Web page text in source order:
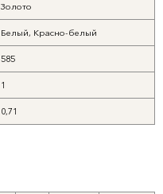
Золото
Белый, Красно-белый
585
1
0,71